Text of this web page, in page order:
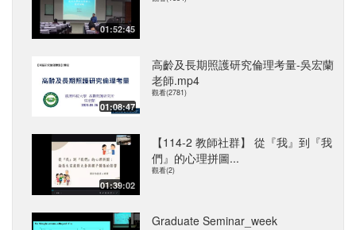
01:52:45
01:08:47
高齡及長期照護研究倫理考量-吳宏蘭
老師.mp4
觀看(2781)
01:39:02
【114-2 教師社群】 從『我』到『我
們』的心理拼圖...
觀看(2)
Graduate Seminar_week